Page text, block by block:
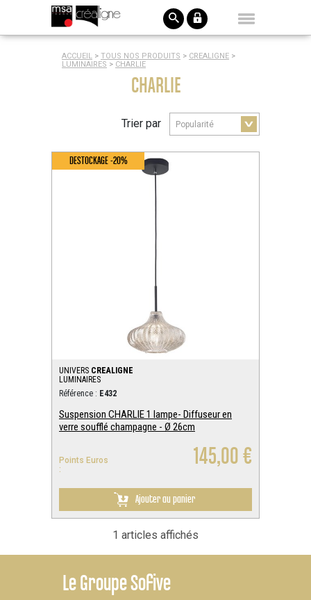
ACCUEIL > TOUS NOS PRODUITS > CREALIGNE >
LUMINAIRES > CHARLIE
CHARLIE
Trier par
DESTOCKAGE -20%
UNIVERS CREALIGNE
LUMINAIRES
Référence : E432
Suspension CHARLIE 1 lampe- Diffuseur en
verre soufflé champagne - Ø 26cm
Points Euros
:
145,00 €
Ajouter au panier
1 articles affichés
LeGroupe Sofive